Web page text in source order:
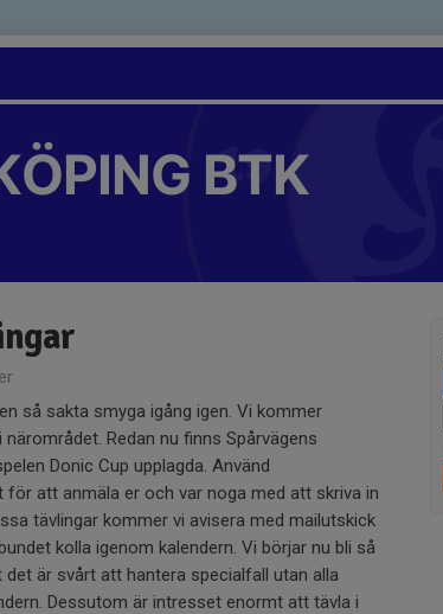
BTK
så sakta smyga igång igen. Vi kommer
Redan nu finns Spårvägens
Donic Cup upplagda. Använd
att anmäla er och var noga med att skriva in
tävlingar kommer vi avisera med mailutskick
kolla igenom kalendern. Vi börjar nu bli så
är svårt att hantera specialfall utan alla
Dessutom är intresset enormt att tävla i